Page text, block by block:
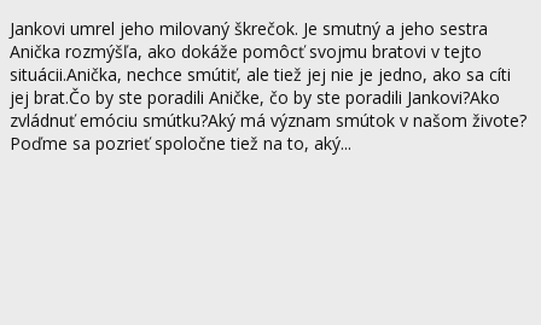
Jankovi umrel jeho milovaný škrečok. Je smutný a jeho sestra
Anička rozmýšľa, ako dokáže pomôcť svojmu bratovi v tejto
situácii.Anička, nechce smútiť, ale tiež jej nie je jedno, ako sa cíti
jej brat.Čo by ste poradili Aničke, čo by ste poradili Jankovi?Ako
zvládnuť emóciu smútku?Aký má význam smútok v našom živote?
Poďme sa pozrieť spoločne tiež na to, aký...